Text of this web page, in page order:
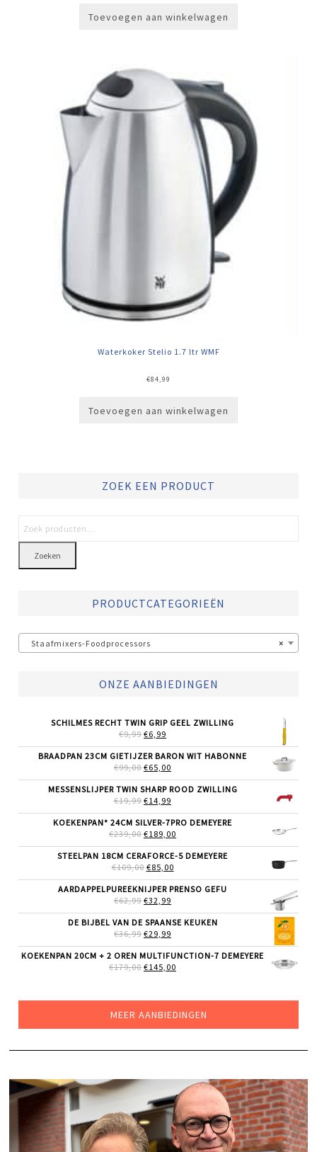
Toevoegen aan winkelwagen
Waterkoker Stelio 1.7 ltr WMF
€84,99
Toevoegen aan winkelwagen
ZOEK EEN PRODUCT
Zoeken
PRODUCTCATEGORIEËN
×
Staafmixers-Foodprocessors
ONZE AANBIEDINGEN
SCHILMES RECHT TWIN GRIP GEEL ZWILLING
€9,99 OORSPRONKELIJKE
WAS:
€9,99.
€6,99
IS:
€6,99.
BRAADPAN 23CM GIETIJZER BARON WIT HABONNE
€99,00 OORSPRONKELIJKE
WAS:
€99,00.
€65,00
IS:
MESSENSLIJPER TWIN SHARP ROOD ZWILLING
€19,99 OORSPRONKELIJKE
WAS:
€19,99.
€14,99
IS:
€14,99.
KOEKENPAN* 24CM SILVER-7PRO DEMEYERE
€239,00 OORSPRONKELIJKE
WAS:
€239,00.
€189,00
IS:
STEELPAN 18CM CERAFORCE-5 DEMEYERE
€109,00 OORSPRONKELIJKE
WAS:
€109,00.
€85,00HUIDIGE
IS:
AARDAPPELPUREEKNIJPER PRENSO GEFU
€62,99 OORSPRONKELIJKE
WAS:
€62,99.
€32,99
IS:
DE BIJBEL VAN DE SPAANSE KEUKEN
€36,99 OORSPRONKELIJKE
WAS:
€36,99.
€29,99
IS:
€29,99.
KOEKENPAN 20CM + 2 OREN MULTIFUNCTION-7 DEMEYERE
€179,00 OORSPRONKELIJKE
€145,00
MEER AANBIEDINGEN